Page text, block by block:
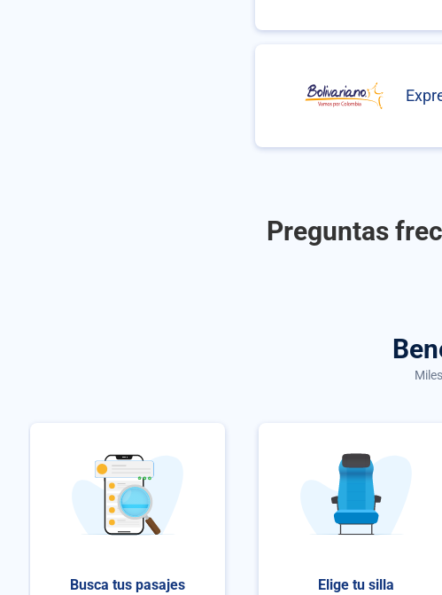
Preguntas
Busca tus pasajes Elige tu silla